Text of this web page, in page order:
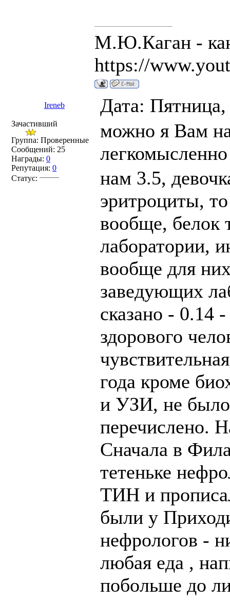
М.Ю.Каган -
https://
Ireneb Дата:
Зачастивший
Группа: Проверенные
Сообщений: 25
Награды: 0
Репутация: 0
Статус:
можно я Вам
нам 3.5,
эритроциты,
вообще, белок
лаборатории,
вообще для
заведующих
сказано - 0.14
здорового
года кроме
и УЗИ, не было
перечислено.
Сначала в
тетеньке
ТИН и
были у
нефрологов -
любая еда ,
побольше до